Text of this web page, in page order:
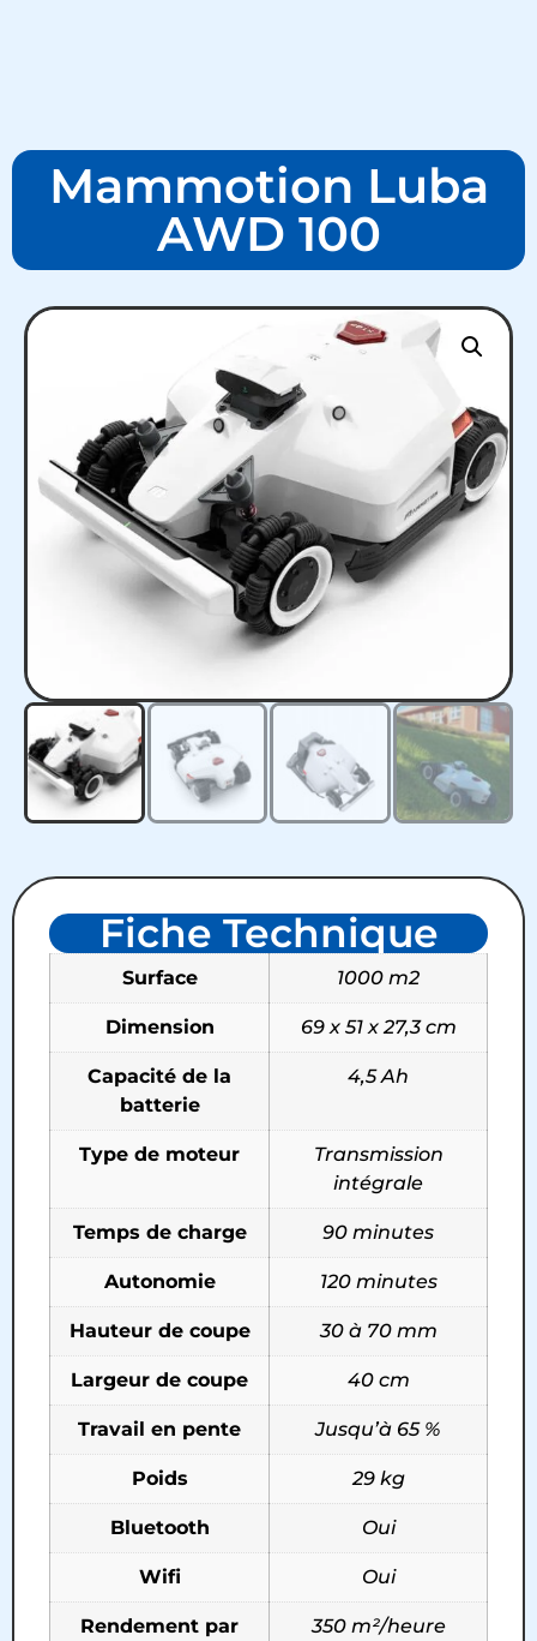
Mammotion Luba
AWD 100
Fiche Technique
Surface 1000 m2
Dimension 69 x 51 x 27,3 cm
Capacité de la
batterie
4,5 Ah
Type de moteur
Transmission
intégrale
Temps de charge 90 minutes
Autonomie 120 minutes
Hauteur de coupe 30 à 70 mm
Largeur de coupe 40 cm
Travail en pente Jusqu’à 65 %
Poids 29 kg
Bluetooth Oui
Wifi Oui
Rendement par
350 m²/heure